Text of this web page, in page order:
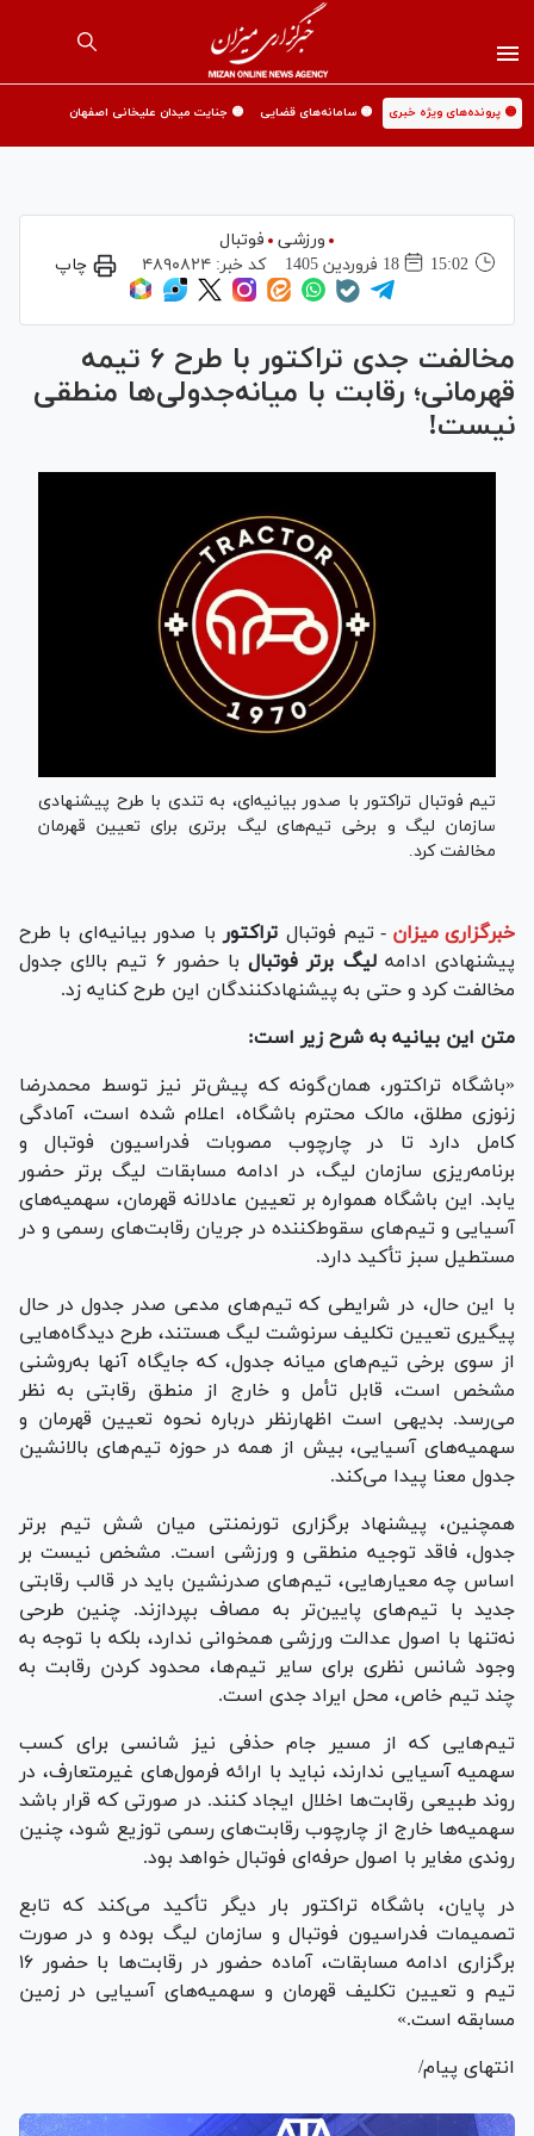
🟡 پرونده‌های ویژه خبری 🟡 سامانه‌های قضایی 🟡 جنایت میدان علیخانی اصفهان
ورزشی
فوتبال
15:02
18 فروردين 1405 کد خبر:۴۸۹۰۸۲۴ چاپ
مخالفت جدی تراکتور با طرح ۶ تیمه
قهرمانی؛ رقابت با میانه‌جدولی‌ها منطقی
نیست!
تیم فوتبال تراکتور با صدور بیانیه‌ای، به تندی با طرح پیشنهادی
سازمان لیگ و برخی تیم‌های لیگ برتری برای تعیین قهرمان
مخالفت کرد.
خبرگزاری میزان - تیم فوتبال تراکتور با صدور بیانیه‌ای با طرح
پیشنهادی ادامهلیگ برتر فوتبال
با حضور ۶ تیم بالای جدول
مخالفت کرد و حتی به پیشنهادکنندگان این طرح کنایه زد.
متن این بیانیه به شرح زیر است:
«باشگاه تراکتور، همان‌گونه که پیش‌تر نیز توسط محمدرضا
زنوزی مطلق، مالک محترم باشگاه، اعلام شده است، آمادگی
کامل دارد تا در چارچوب مصوبات فدراسیون فوتبال و
برنامه‌ریزی سازمان لیگ، در ادامه مسابقات لیگ برتر حضور
یابد. این باشگاه همواره بر تعیین عادلانه قهرمان، سهمیه‌های
آسیایی و تیم‌های سقوط‌کننده در جریان رقابت‌های رسمی و در
مستطیل سبز تأکید دارد.
با این حال، در شرایطی که تیم‌های مدعی صدر جدول در حال
پیگیری تعیین تکلیف سرنوشت لیگ هستند، طرح دیدگاه‌هایی
از سوی برخی تیم‌های میانه جدول، که جایگاه آنها به‌روشنی
مشخص است، قابل تأمل و خارج از منطق رقابتی به نظر
می‌رسد. بدیهی است اظهارنظر درباره نحوه تعیین قهرمان و
سهمیه‌های آسیایی، بیش از همه در حوزه تیم‌های بالانشین
جدول معنا پیدا می‌کند.
همچنین، پیشنهاد برگزاری تورنمنتی میان شش تیم برتر
جدول، فاقد توجیه منطقی و ورزشی است. مشخص نیست بر
اساس چه معیارهایی، تیم‌های صدرنشین باید در قالب رقابتی
جدید با تیم‌های پایین‌تر به مصاف بپردازند. چنین طرحی
نه‌تنها با اصول عدالت ورزشی همخوانی ندارد، بلکه با توجه به
وجود شانس نظری برای سایر تیم‌ها، محدود کردن رقابت به
چند تیم خاص، محل ایراد جدی است.
تیم‌هایی که از مسیر جام حذفی نیز شانسی برای کسب
سهمیه آسیایی ندارند، نباید با ارائه فرمول‌های غیرمتعارف، در
روند طبیعی رقابت‌ها اخلال ایجاد کنند. در صورتی که قرار باشد
سهمیه‌ها خارج از چارچوب رقابت‌های رسمی توزیع شود، چنین
روندی مغایر با اصول حرفه‌ای فوتبال خواهد بود.
در پایان، باشگاه تراکتور بار دیگر تأکید می‌کند که تابع
تصمیمات فدراسیون فوتبال و سازمان لیگ بوده و در صورت
برگزاری ادامه مسابقات، آماده حضور در رقابت‌ها با حضور ۱۶
تیم و تعیین تکلیف قهرمان و سهمیه‌های آسیایی در زمین
مسابقه است.»
انتهای پیام/